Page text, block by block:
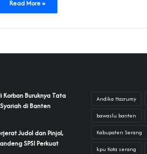
Read More »
Korban Buruknya Tata
di Banten
Judol dan Pinjol,
SPSI Perkuat
Andika Hazrumy
bawaslu banten
Kabupaten Serang
kpu Kota serang